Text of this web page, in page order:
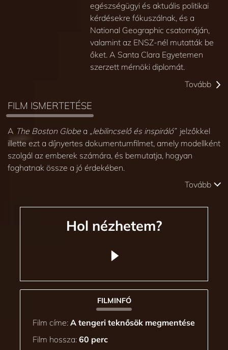
egészségügyi és aktuális politikai
kérdésekre fókuszálnak, és a
National Geographic csatornáján,
valamint az ENSZ-nél mutatták be
őket. A Santa Clara Egyetemen
szerzett mérnöki diplomát.
Tovább
FILM ISMERTETÉSE
A The Boston Globea „lebilincselő és inspiráló”jelzőkkel
illette ezt a díjnyertes dokumentumfilmet, amely modellként
szolgál az emberek számára, és bemutatja, hogyan
foghatnak össze a jó érdekében.
Tovább
Hol nézhetem?
FILMINFÓ
Film címe: A tengeri teknősök megmentése
Film hossza: 60 perc